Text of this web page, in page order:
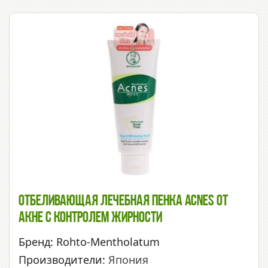
Отбеливающая Лечебная Пенка Acnes От
Акне С Контролем Жирности
Бренд: Rohto-Mentholatum
Производители: Япония